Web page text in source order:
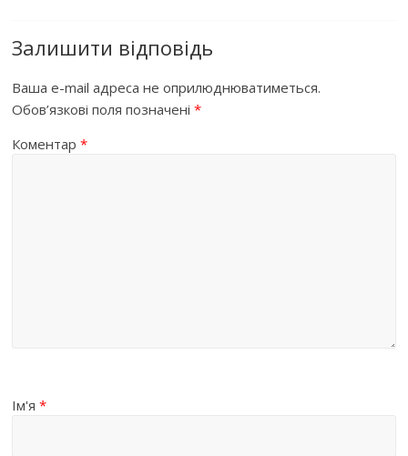
Залишити відповідь
Ваша e-mail адреса не оприлюднюватиметься.
Обов’язкові поля позначені*
Коментар*
Ім'я*